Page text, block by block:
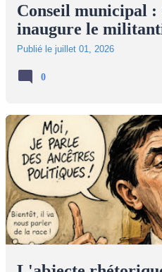
Conseil municipal
inaugure le
Publié le juillet 01, 2026
0